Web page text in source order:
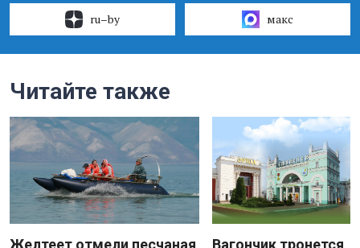
ru–by макс
Читайте также
Желтеет отмели песчаная
Вагончик тронется